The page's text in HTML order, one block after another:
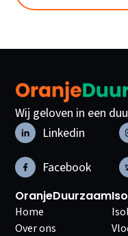
Wij geloven in een
Linkedin
Facebook
OranjeDuurzaam
Home
Over ons